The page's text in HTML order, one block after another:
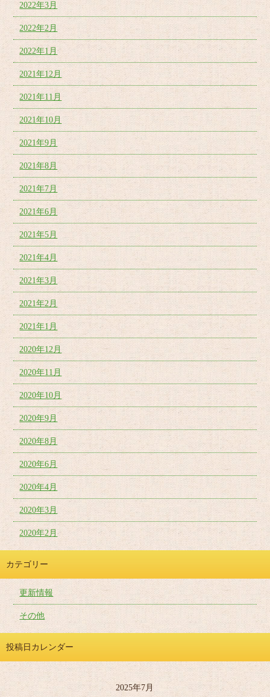
2022年3月
2022年2月
2022年1月
2021年12月
2021年11月
2021年10月
2021年9月
2021年8月
2021年7月
2021年6月
2021年5月
2021年4月
2021年3月
2021年2月
2021年1月
2020年12月
2020年11月
2020年10月
2020年9月
2020年8月
2020年6月
2020年4月
2020年3月
2020年2月
カテゴリー
更新情報
その他
投稿日カレンダー
2025年7月